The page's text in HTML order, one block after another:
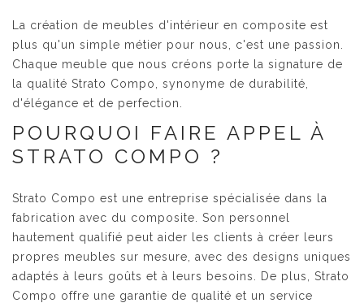
La création de meubles d'intérieur en composite est
plus qu'un simple métier pour nous, c'est une passion.
Chaque meuble que nous créons porte la signature de
la qualité Strato Compo, synonyme de durabilité,
d'élégance et de perfection.
POURQUOI FAIRE APPEL À
STRATO COMPO ?
Strato Compo est une entreprise spécialisée dans la
fabrication avec du composite. Son personnel
hautement qualifié peut aider les clients à créer leurs
propres meubles sur mesure, avec des designs uniques
adaptés à leurs goûts et à leurs besoins. De plus, Strato
Compo offre une garantie de qualité et un service